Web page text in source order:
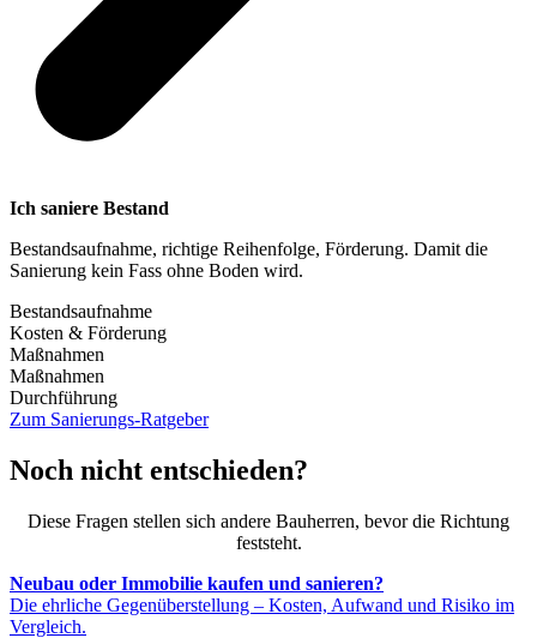
Ich saniere Bestand
Bestandsaufnahme, richtige Reihenfolge, Förderung. Damit die
Sanierung kein Fass ohne Boden wird.
Bestandsaufnahme
Kosten & Förderung
Maßnahmen
Maßnahmen
Durchführung
Zum Sanierungs-Ratgeber
Noch nicht entschieden?
Diese Fragen stellen sich andere Bauherren, bevor die Richtung
feststeht.
Neubau oder Immobilie kaufen und sanieren?
Die ehrliche Gegenüberstellung – Kosten, Aufwand und Risiko im
Vergleich.